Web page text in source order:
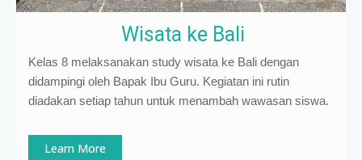
Wisata ke Bali
Kelas 8 melaksanakan study wisata ke Bali dengan
didampingi oleh Bapak Ibu Guru. Kegiatan ini rutin
diadakan setiap tahun untuk menambah wawasan siswa.
Learn More